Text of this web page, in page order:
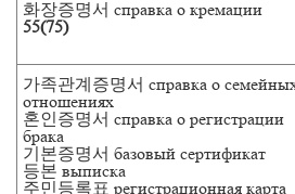
화장증명서 справка о кремации
55(75)
가족관계증명서 справка о
отношениях
혼인증명서 справка о регистрации
брака
기본증명서 базовый сертификат
등본 выписка
주민등록표 регистрационная карта